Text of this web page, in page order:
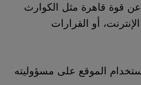
عن قوة قاهرة مثل الكوارث
أو القرارات
الموقع على مسؤوليته